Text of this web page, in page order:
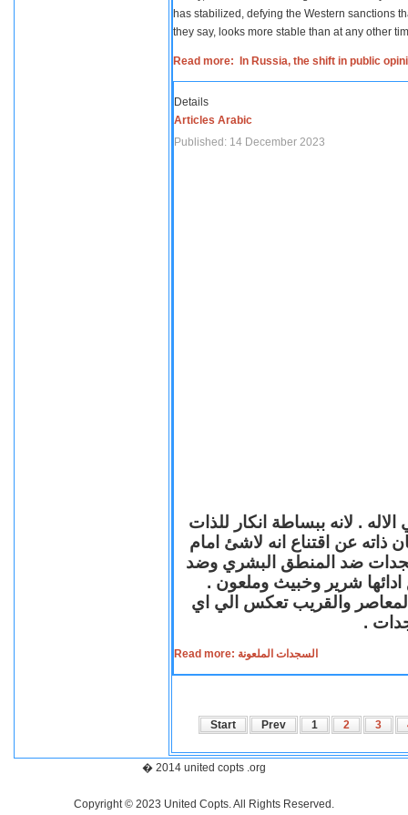
has stabilized, defying the Western sanctions
they say, looks more stable than at any other
Read more: In Russia, the shift in public
Details
Articles Arabic
Published: 14 December 2023
. لانه ببساطة انكار للذات
ذاته عن اقتناع انه لاشئ امام
ضد المنطق البشري وضد
ادائها شرير وخبيث وملعون .
المعاصر والقريب تعكس الي اي
.
Read more: السجدات الملعونة
Start Prev 1 2 3
� 2014 united copts .org
Copyright © 2023 United Copts. All Rights Reserved.